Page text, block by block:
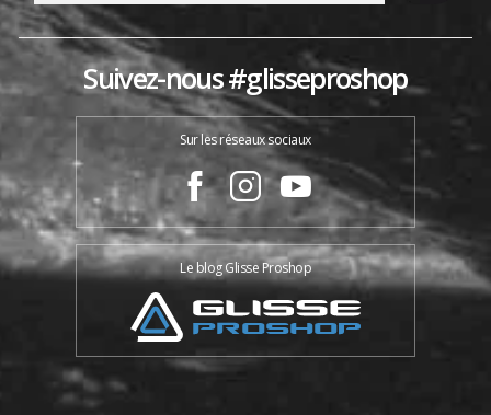
Suivez-nous #glisseproshop
Sur les réseaux sociaux
Le blog Glisse Proshop